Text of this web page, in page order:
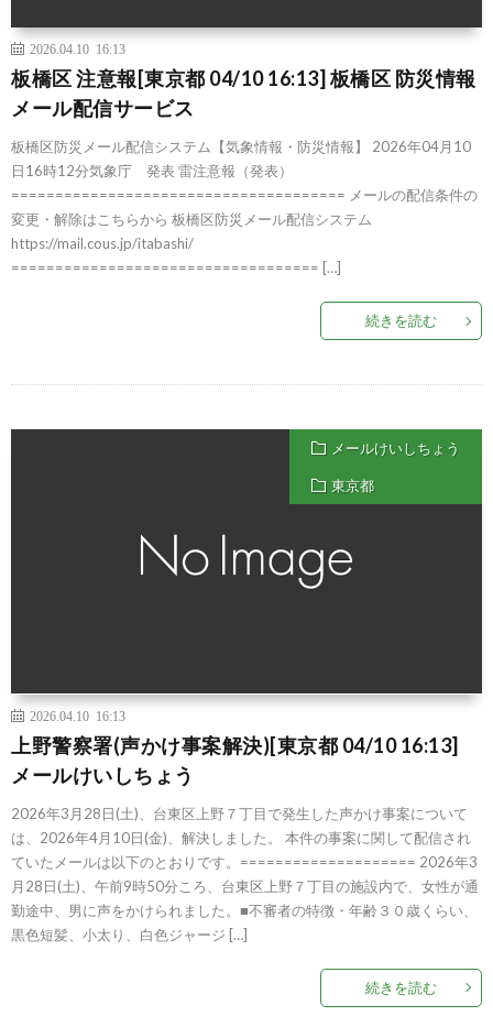
2026.04.10 16:13
板橋区 注意報[東京都 04/10 16:13] 板橋区 防災情報
メール配信サービス
板橋区防災メール配信システム【気象情報・防災情報】 2026年04月10
日16時12分気象庁 発表 雷注意報（発表）
====================================== メールの配信条件の
変更・解除はこちらから 板橋区防災メール配信システム
https://mail.cous.jp/itabashi/
=================================== […]
続きを読む
メールけいしちょう
東京都
2026.04.10 16:13
上野警察署(声かけ事案解決)[東京都 04/10 16:13]
メールけいしちょう
2026年3月28日(土)、台東区上野７丁目で発生した声かけ事案について
は、2026年4月10日(金)、解決しました。 本件の事案に関して配信され
ていたメールは以下のとおりです。==================== 2026年3
月28日(土)、午前9時50分ころ、台東区上野７丁目の施設内で、女性が通
勤途中、男に声をかけられました。■不審者の特徴・年齢３０歳くらい、
黒色短髪、小太り、白色ジャージ […]
続きを読む